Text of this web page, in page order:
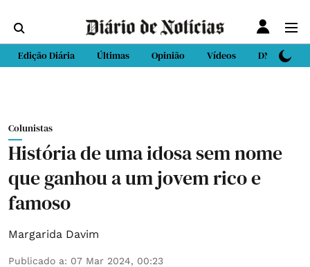
Edição Diária Últimas Opinião Vídeos DN Sport
Colunistas
História de uma idosa sem nome
que ganhou a um jovem rico e
famoso
Margarida Davim
Publicado a: 07 Mar 2024, 00:23